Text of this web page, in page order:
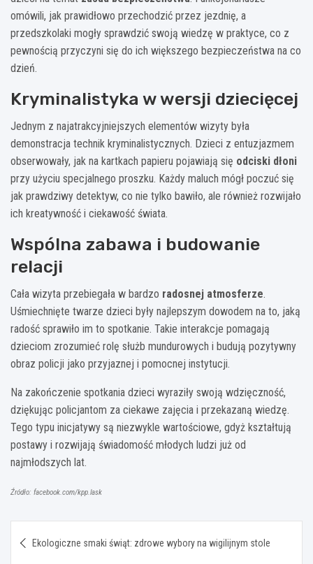
omówili, jak prawidłowo przechodzić przez jezdnię, a
przedszkolaki mogły sprawdzić swoją wiedzę w praktyce, co z
pewnością przyczyni się do ich większego bezpieczeństwa na co
dzień.
Kryminalistyka w wersji dziecięcej
Jednym z najatrakcyjniejszych elementów wizyty była
demonstracja technik kryminalistycznych. Dzieci z entuzjazmem
obserwowały, jak na kartkach papieru pojawiają się odciski dłoni
przy użyciu specjalnego proszku. Każdy maluch mógł poczuć się
jak prawdziwy detektyw, co nie tylko bawiło, ale również rozwijało
ich kreatywność i ciekawość świata.
Wspólna zabawa i budowanie
relacji
Cała wizyta przebiegała w bardzo radosnej atmosferze.
Uśmiechnięte twarze dzieci były najlepszym dowodem na to, jaką
radość sprawiło im to spotkanie. Takie interakcje pomagają
dzieciom zrozumieć rolę służb mundurowych i budują pozytywny
obraz policji jako przyjaznej i pomocnej instytucji.
Na zakończenie spotkania dzieci wyraziły swoją wdzięczność,
dziękując policjantom za ciekawe zajęcia i przekazaną wiedzę.
Tego typu inicjatywy są niezwykle wartościowe, gdyż kształtują
postawy i rozwijają świadomość młodych ludzi już od
najmłodszych lat.
Źródło: facebook.com/kpp.lask
wpisu
Ekologiczne smaki świąt: zdrowe wybory na wigilijnym stole